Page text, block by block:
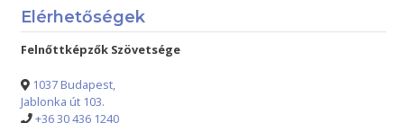
Elérhetőségek
Felnőttképzők Szövetsége
1037 Budapest,
Jablonka út 103.
+36 30 436 1240